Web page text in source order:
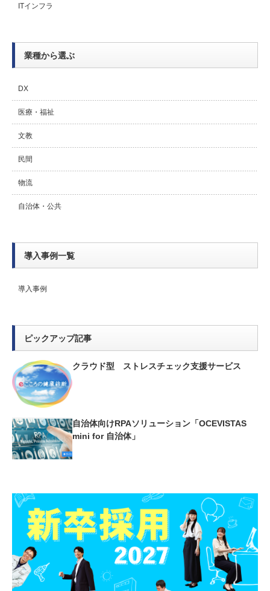
ITインフラ
業種から選ぶ
DX
医療・福祉
文教
民間
物流
自治体・公共
導入事例一覧
導入事例
ピックアップ記事
クラウド型 ストレスチェック支援サービス
自治体向けRPAソリューション「OCEVISTAS
mini for 自治体」